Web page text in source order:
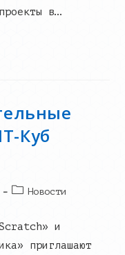
в…
Куб
PostНовости
и
приглашают